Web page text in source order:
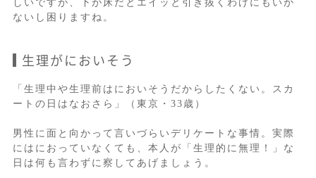
しいですが、下が床だとエイッと引き抜くわけにもいか
ないし困りますね。
生理がにおいそう
「生理中や生理前はにおいそうだからしたくない。スカ
ートの日はなおさら」（東京・33歳）
男性に面と向かって言いづらいデリケートな事情。実際
にはにおっていなくても、本人が「生理的に無理！」な
日は何も言わずに察してあげましょう。